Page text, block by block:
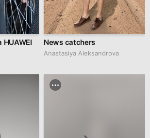
News catchers
Anastasiya Aleksandrova